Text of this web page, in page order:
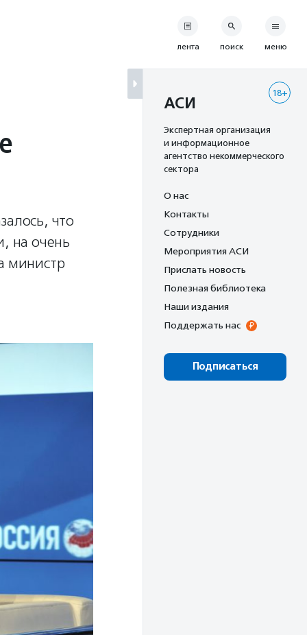
что
на очень
министр
лента поиск меню
18+
АСИ
Экспертная организация
и информационное
агентство некоммерческого
сектора
О нас
Контакты
Сотрудники
Мероприятия АСИ
Прислать новость
Полезная библиотека
Наши издания
Поддержать нас
Подписаться